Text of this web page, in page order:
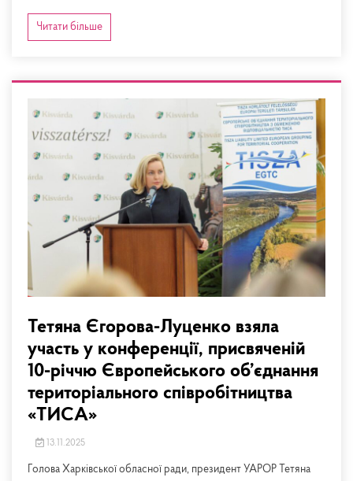
Читати більше
Тетяна Єгорова-Луценко взяла
участь у конференції, присвяченій
10-річчю Європейського об’єднання
територіального співробітництва
«ТИСА»
13.11.2025
Голова Харківської обласної ради, президент УАРОР Тетяна